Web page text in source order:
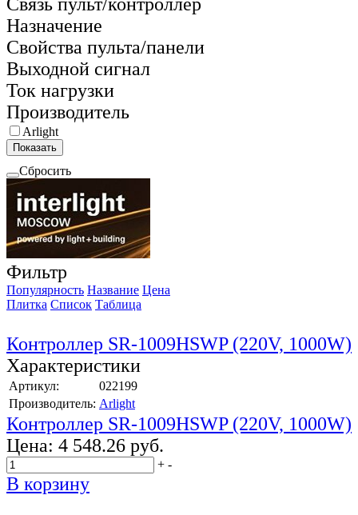
Назначение
Свойства пульта/панели
Выходной сигнал
Ток нагрузки
Производитель
Arlight
Показать
Сбросить
Фильтр
Популярность Название Цена
Плитка Список Таблица
Контроллер SR-1009HSWP (220V, 1000W)
Характеристики
Артикул:
022199
Производитель: Arlight
Контроллер SR-1009HSWP (220V, 1000W)
Цена: 4 548.26 руб.
+ -
В корзину